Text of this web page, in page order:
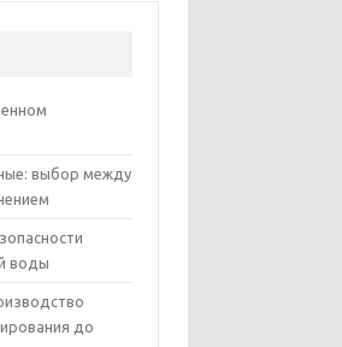
выбор между
воды
до